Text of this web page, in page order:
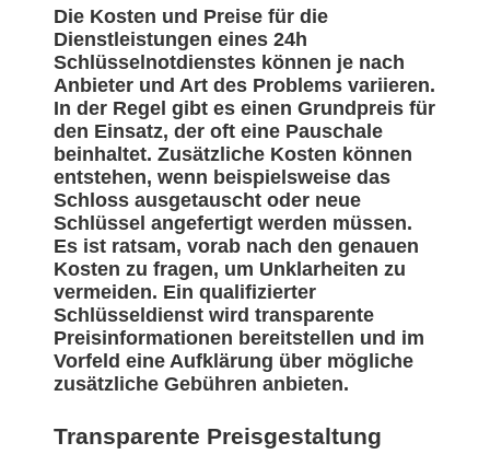
Die Kosten und Preise für die
Dienstleistungen eines 24h
Schlüsselnotdienstes können je nach
Anbieter und Art des Problems variieren.
In der Regel gibt es einen Grundpreis für
den Einsatz, der oft eine Pauschale
beinhaltet. Zusätzliche Kosten können
entstehen, wenn beispielsweise das
Schloss ausgetauscht oder neue
Schlüssel angefertigt werden müssen.
Es ist ratsam, vorab nach den genauen
Kosten zu fragen, um Unklarheiten zu
vermeiden. Ein qualifizierter
Schlüsseldienst wird transparente
Preisinformationen bereitstellen und im
Vorfeld eine Aufklärung über mögliche
zusätzliche Gebühren anbieten.
Transparente Preisgestaltung